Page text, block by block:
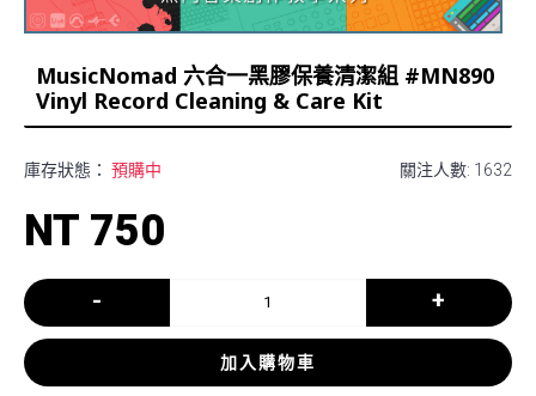
MusicNomad 六合一黑膠保養清潔組 #MN890
Vinyl Record Cleaning & Care Kit
關注人數: 1632
庫存狀態： 預購中
NT 750
- +
加入購物車